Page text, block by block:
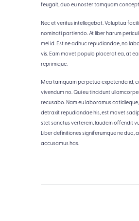
feugait, duo eu noster tamquam
Nec et veritus intellegebat. Voluptua
nominati partiendo. At liber harum
mei id. Est ne adhuc repudiandae, no
vis. Eam movet populo placerat ea, at
reprimique.
Mea tamquam perpetua expetenda id,
vivendum no. Qui eu tincidunt
recusabo. Nam eu laboramus
detraxit repudiandae his, est movet
stet sanctus verterem, laudem offendit
Liber definitiones signiferumque ne duo,
accusamus has.